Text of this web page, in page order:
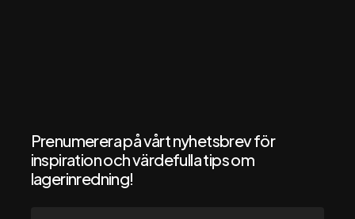
Dokumentation
Prenumerera på vårt nyhetsbrev för
inspiration och värdefulla tips om
lagerinredning!